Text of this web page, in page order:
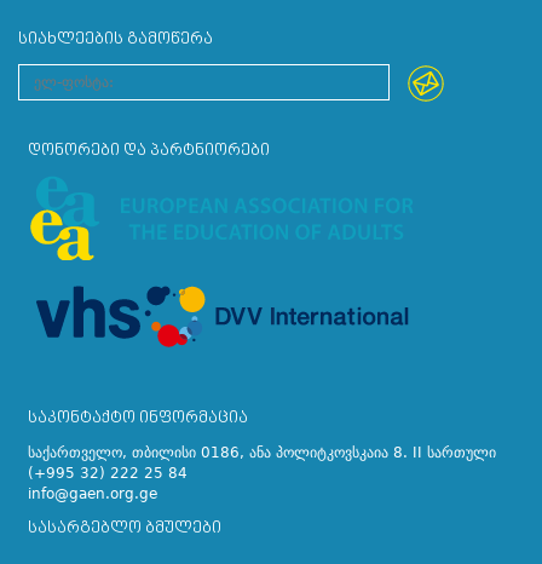
ᲡᲘᲐᲮᲚᲔᲔᲑᲘᲡ ᲒᲐᲛᲝᲬᲔᲠᲐ
ᲓᲝᲜᲝᲠᲔᲑᲘ ᲓᲐ ᲞᲐᲠᲢᲜᲘᲝᲠᲔᲑᲘ
ᲡᲐᲙᲝᲜᲢᲐᲥᲢᲝ ᲘᲜᲤᲝᲠᲛᲐᲪᲘᲐ
საქართველო, თბილისი 0186, ანა პოლიტკოვსკაია 8. II სართული
(+995 32) 222 25 84
info@gaen.org.ge
ᲡᲐᲡᲐᲠᲒᲔᲑᲚᲝ ᲑᲛᲣᲚᲔᲑᲘ